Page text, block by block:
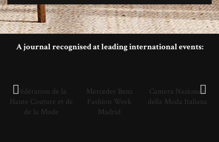
A journal recognised at leading international events:
Fédération de la
Haute Couture et de
de la Mode
Mercedes Benz
Fashion Week
Madrid
Camera Nazionale
della Moda Italiana